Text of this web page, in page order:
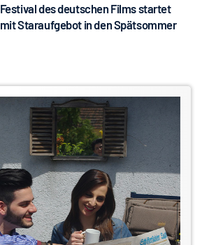
Festival des deutschen Films startet
mit Staraufgebot in den Spätsommer